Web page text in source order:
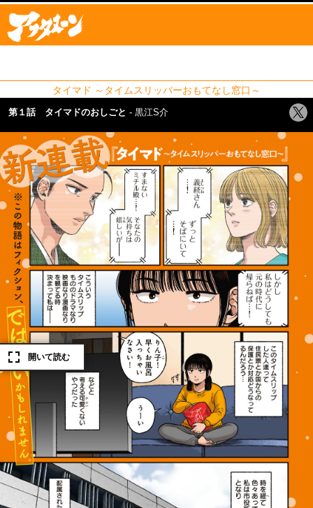
タイマド ～タイムスリッパーおもてなし窓口～